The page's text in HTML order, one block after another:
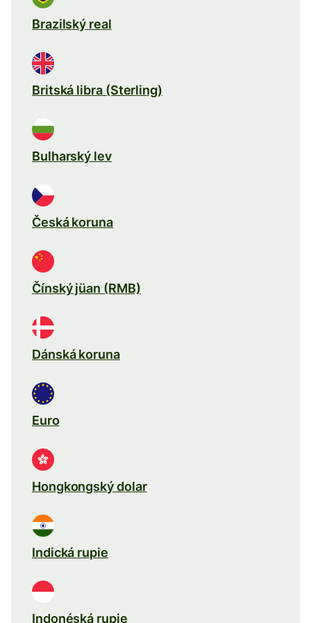
Brazilský real
Britská libra (Sterling)
Bulharský lev
Česká koruna
Čínský jüan (RMB)
Dánská koruna
Euro
Hongkongský dolar
Indická rupie
Indonéská rupie